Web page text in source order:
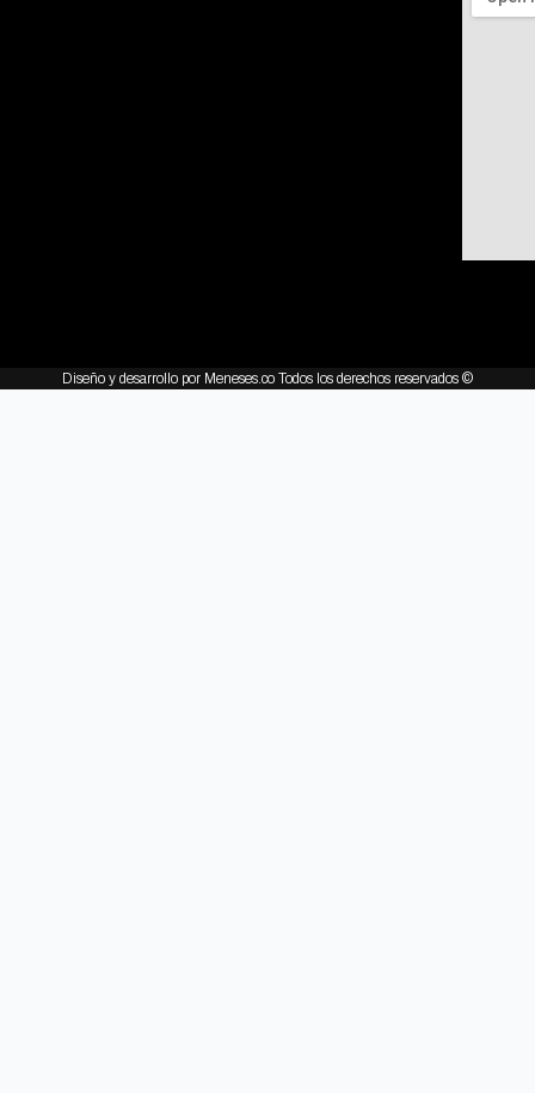
Diseño y desarrollo por Meneses.co Todos los derechos reservados ©